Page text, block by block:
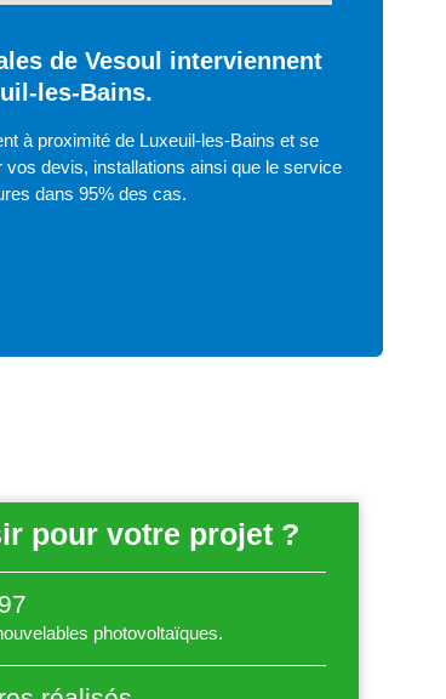
de Vesoul interviennent
les-Bains.
à proximité de Luxeuil-les-Bains et se
vos devis, installations ainsi que le service
dans 95% des cas.
pour votre projet ?
photovoltaïques.